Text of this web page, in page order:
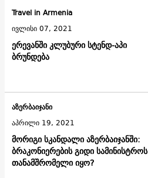
ერევანში კლუბური სტენდ-აპი
ბრუნდება
Travel in Armenia
ივლისი 07, 2021
მორიგი სკანდალი აზერბაიჯანში:
ბრაკონიერების გიდი სამინისტროს
თანამშრომელი იყო?
აზერბაიჯანი
აპრილი 19, 2021